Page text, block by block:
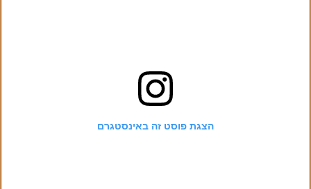
הצגת פוסט זה באינסטגרם